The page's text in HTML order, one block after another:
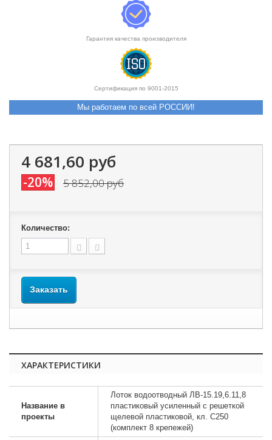
Гарантия качества производителя
Сертификация по 9001-2015
Мы работаем по всей РОССИИ!
4 681,60 руб
-20% 5 852,00 руб
Количество:
Заказать
ХАРАКТЕРИСТИКИ
Название в
проекты
Лоток водоотводный ЛВ-15.19,6.11,8
пластиковый усиленный с решеткой
щелевой пластиковой, кл. C250
(комплект 8 крепежей)